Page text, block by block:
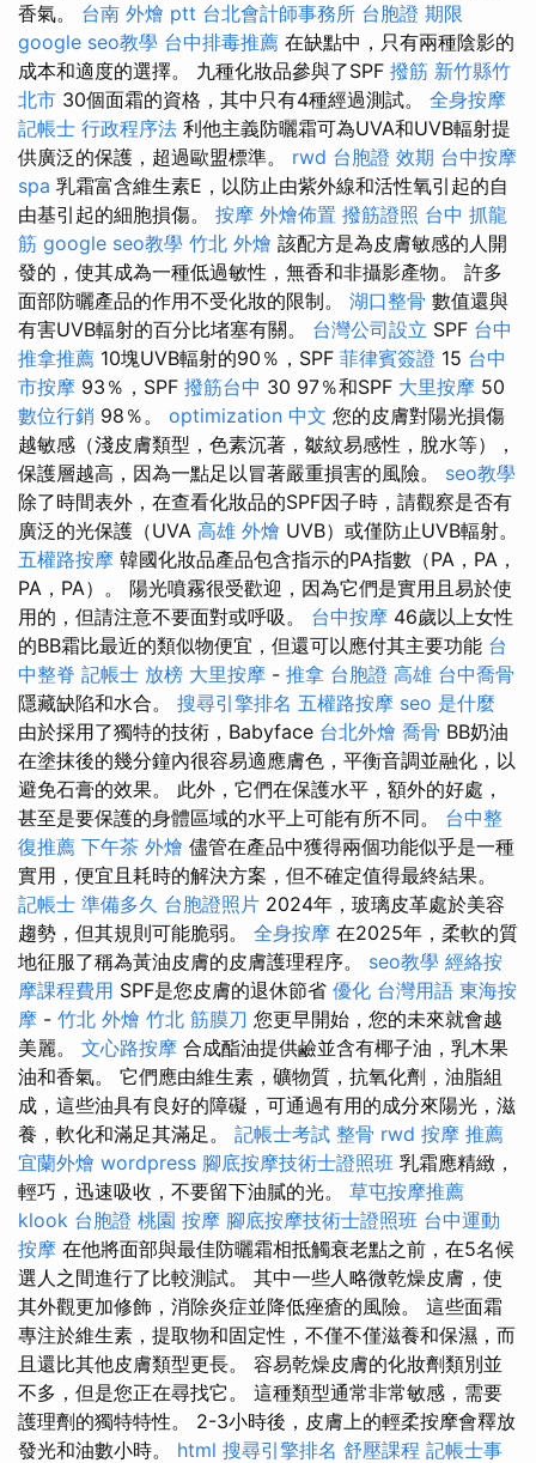
香氣。 台南 外燴 ptt 台北會計師事務所 台胞證 期限
google seo教學 台中排毒推薦 在缺點中，只有兩種陰影的
成本和適度的選擇。 九種化妝品參與了SPF 撥筋 新竹縣竹
北市 30個面霜的資格，其中只有4種經過測試。 全身按摩
記帳士 行政程序法 利他主義防曬霜可為UVA和UVB輻射提
供廣泛的保護，超過歐盟標準。 rwd 台胞證 效期 台中按摩
spa 乳霜富含維生素E，以防止由紫外線和活性氧引起的自
由基引起的細胞損傷。 按摩 外燴佈置 撥筋證照 台中 抓龍
筋 google seo教學 竹北 外燴 該配方是為皮膚敏感的人開
發的，使其成為一種低過敏性，無香和非攝影產物。 許多
面部防曬產品的作用不受化妝的限制。 湖口整骨 數值還與
有害UVB輻射的百分比堵塞有關。 台灣公司設立 SPF 台中
推拿推薦 10塊UVB輻射的90％，SPF 菲律賓簽證 15 台中
市按摩 93％，SPF 撥筋台中 30 97％和SPF 大里按摩 50
數位行銷 98％。 optimization 中文 您的皮膚對陽光損傷
越敏感（淺皮膚類型，色素沉著，皺紋易感性，脫水等），
保護層越高，因為一點足以冒著嚴重損害的風險。 seo教學
除了時間表外，在查看化妝品的SPF因子時，請觀察是否有
廣泛的光保護（UVA 高雄 外燴 UVB）或僅防止UVB輻射。
五權路按摩 韓國化妝品產品包含指示的PA指數（PA，PA，
PA，PA）。 陽光噴霧很受歡迎，因為它們是實用且易於使
用的，但請注意不要面對或呼吸。 台中按摩 46歲以上女性
的BB霜比最近的類似物便宜，但還可以應付其主要功能 台
中整脊 記帳士 放榜 大里按摩 - 推拿 台胞證 高雄 台中喬骨
隱藏缺陷和水合。 搜尋引擎排名 五權路按摩 seo 是什麼
由於採用了獨特的技術，Babyface 台北外燴 喬骨 BB奶油
在塗抹後的幾分鐘內很容易適應膚色，平衡音調並融化，以
避免石膏的效果。 此外，它們在保護水平，額外的好處，
甚至是要保護的身體區域的水平上可能有所不同。 台中整
復推薦 下午茶 外燴 儘管在產品中獲得兩個功能似乎是一種
實用，便宜且耗時的解決方案，但不確定值得最終結果。
記帳士 準備多久 台胞證照片 2024年，玻璃皮革處於美容
趨勢，但其規則可能脆弱。 全身按摩 在2025年，柔軟的質
地征服了稱為黃油皮膚的皮膚護理程序。 seo教學 經絡按
摩課程費用 SPF是您皮膚的退休節省 優化 台灣用語 東海按
摩 - 竹北 外燴 竹北 筋膜刀 您更早開始，您的未來就會越
美麗。 文心路按摩 合成酯油提供鹼並含有椰子油，乳木果
油和香氣。 它們應由維生素，礦物質，抗氧化劑，油脂組
成，這些油具有良好的障礙，可通過有用的成分來陽光，滋
養，軟化和滿足其滿足。 記帳士考試 整骨 rwd 按摩 推薦
宜蘭外燴 wordpress 腳底按摩技術士證照班 乳霜應精緻，
輕巧，迅速吸收，不要留下油膩的光。 草屯按摩推薦
klook 台胞證 桃園 按摩 腳底按摩技術士證照班 台中運動
按摩 在他將面部與最佳防曬霜相抵觸衰老點之前，在5名候
選人之間進行了比較測試。 其中一些人略微乾燥皮膚，使
其外觀更加修飾，消除炎症並降低痤瘡的風險。 這些面霜
專注於維生素，提取物和固定性，不僅不僅滋養和保濕，而
且還比其他皮膚類型更長。 容易乾燥皮膚的化妝劑類別並
不多，但是您正在尋找它。 這種類型通常非常敏感，需要
護理劑的獨特特性。 2-3小時後，皮膚上的輕柔按摩會釋放
發光和油數小時。 html 搜尋引擎排名 舒壓課程 記帳士事